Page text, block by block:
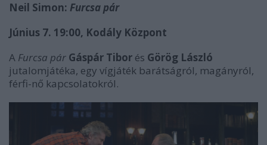
Neil Simon: Furcsa pár
Június 7. 19:00, Kodály Központ
A Furcsa pár Gáspár Tibor és Görög László
jutalomjátéka, egy vígjáték barátságról, magányról,
férfi-nő kapcsolatokról.